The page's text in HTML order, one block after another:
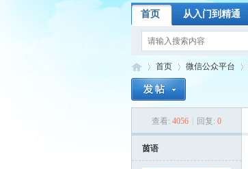
首页 从入门到精通
首页
›
微信公众平台
查看: 4056 回复: 0
茵语